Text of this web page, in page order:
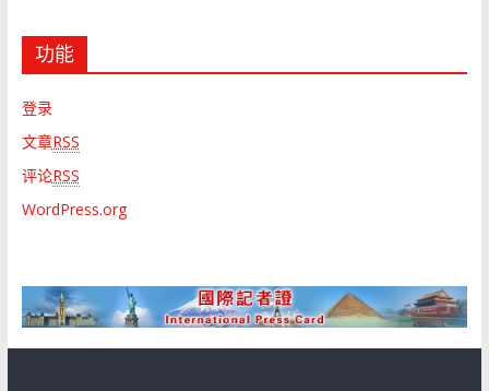
功能
登录
文章RSS
评论RSS
WordPress.org